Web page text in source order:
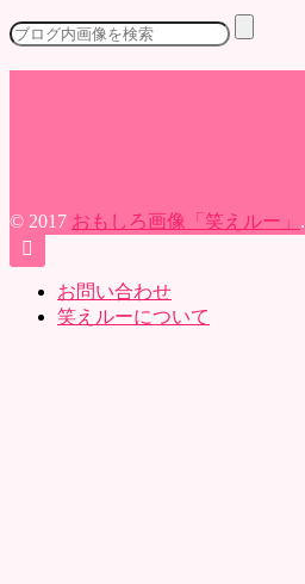
© 2017 おもしろ画像「笑えルー」 .
お問い合わせ
笑えルーについて